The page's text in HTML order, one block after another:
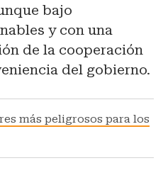
bajo
y con una
de la cooperación
del gobierno.
más peligrosos para los